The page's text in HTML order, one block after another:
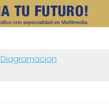
Diagramacion